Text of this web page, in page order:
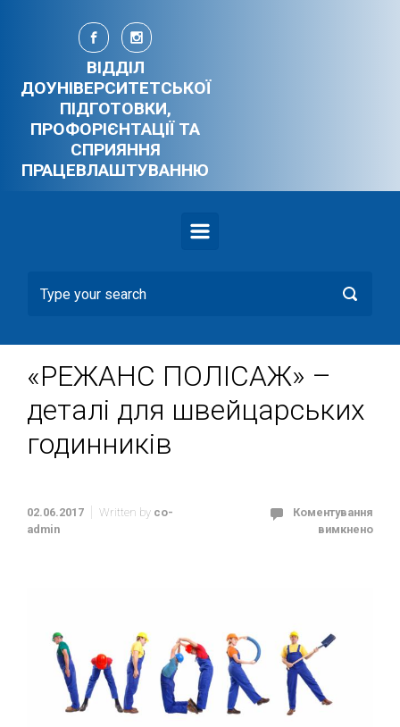
Skip to main content
ВІДДІЛ
ДОУНІВЕРСИТЕТСЬКОЇ
ПІДГОТОВКИ,
ПРОФОРІЄНТАЦІЇ ТА
СПРИЯННЯ
ПРАЦЕВЛАШТУВАННЮ
«РЕЖАНС ПОЛІСАЖ» –
деталі для швейцарських
годинників
02.06.2017 Written by co-
admin
Коментування
вимкнено